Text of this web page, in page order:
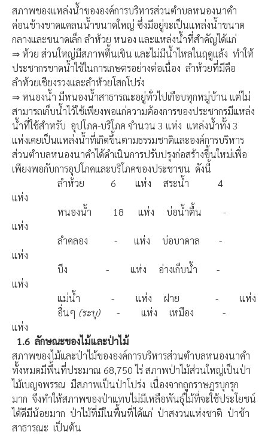
สภาพของแหล่งน้ำขององค์การบริหารส่วนตำบลหนองนาคำ
ค่อนข้างขาดแคลนน้ำขนาดใหญ่ ซึ่งมีอยู่จะเป็นแหล่งน้ำขนาด
กลางและขนาดเล็ก ลำห้วย หนอง และแหล่งน้ำที่สำคัญได้แก่
⇒ ห้วย ส่วนใหญ่มีสภาพตื้นเขิน และไม่มีน้ำไหลในฤดูแล้ง ทำให้
ประชากรขาดน้ำใช้ในการเกษตรอย่างต่อเนื่อง ลำห้วยที่มีคือ
ลำห้วยเชียงรวงและลำห้วยโสกโปร่ง
⇒ หนองน้ำ มีหนองน้ำสาธารณะอยู่ทั่วไปเกือบทุกหมู่บ้าน แต่ไม่
สามารถเก็บน้ำไว้ใช้เพียงพอแก่ความต้องการของประชากรมีแหล่ง
น้ำที่ใช้สำหรับ อุปโภค-บริโภค จำนวน 3 แห่ง แหล่งน้ำทั้ง 3
แห่งเคยเป็นแหล่งน้ำที่เกิดขึ้นตามธรรมชาติและองค์การบริหาร
ส่วนตำบลหนองนาคำได้ดำเนินการปรับปรุงก่อสร้างขึ้นใหม่เพื่อ
เพียงพอกับการอุปโภคและบริโภคของประชาชน ดังนี้
ลำห้วย 6 แห่ง สระน้ำ 4
แห่ง
หนองน้ำ 18 แห่ง บ่อน้ำตื้น -
แห่ง
ลำคลอง - แห่ง บ่อบาดาล -
แห่ง
บึง - แห่ง อ่างเก็บน้ำ -
แห่ง
แม่น้ำ - แห่ง ฝาย - แห่ง
อื่นๆ (ระบุ)- แห่ง เหมือง -
แห่ง
1.6 ลักษณะของไม้และป่าไม้
สภาพของไม้และป่าไม้ขององค์การบริหารส่วนตำบลหนองนาคำ
ทั้งหมดมีพื้นที่ประมาณ 68,750 ไร่ สภาพป่าไม้ส่วนใหญ่เป็นป่า
ไม้เบญจพรรณ มีสภาพเป็นป่าโปร่ง เนื่องจากถูกราษฎรบุกรุก
มาก จึงทำให้สภาพของป่าแทบไม่มีเหลือพันธุ์ไม้ที่จะใช้ประโยชน์
ได้ดีมีน้อยมาก ป่าไม้ที่มีในพื้นที่ได้แก่ ป่าสงวนแห่งชาติ ป่าช้า
สาธารณะ เป็นต้น